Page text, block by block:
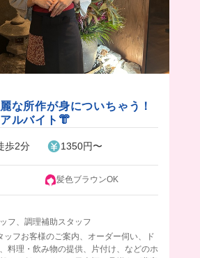
な所作が身についちゃう！
ルバイト👘
2分 1350円〜
髪色ブラウンOK
フ、調理補助スタッフ
ッフお客様のご案内、オーダー伺い、ド
料理・飲み物の提供、片付け、などのホ